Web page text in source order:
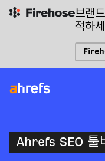
브랜
적하
Ahrefs SEO 툴